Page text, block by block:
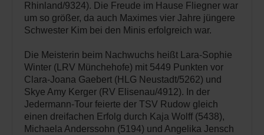
Rhinland/9324). Die Freude im Hause Fliegner war
um so größer, da auch Maximes vier Jahre jüngere
Schwester Kim bei den Minis erfolgreich war.
Die Meisterin beim Nachwuchs heißt Lara-Sophie
Winter (LRV Münchehofe) mit 5449 Punkten vor
Clara-Joana Gaebert (HLG Neustadt/5262) und
Skye Amy Kerger (RV Elisenau/4912). In der
Jedermann-Tour feierte der TSV Rudow gleich
einen dreifachen Erfolg durch Kaja Wolff (5438),
Michaela Anderssohn (5194) und Angelika Jensch